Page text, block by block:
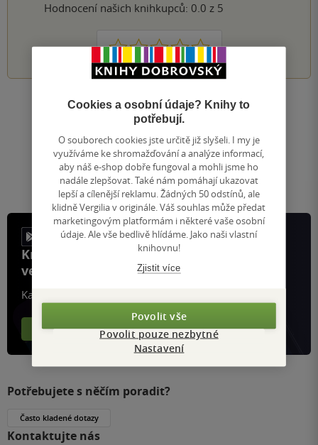
Hodnocení našich knihkupců: 0.0 z 5
1 2 3 4 5
Nahoru
Zobrazeno 20 z 20
1
Přejít
na
stránku
/ 1
Knihy, recenze a klubové výhody
ve vaší kapse a naší appce KDčko
Každý měsíc společně přečteme tisíce knih
Více o aplikaci Více o klubu
Potřebujete s něčím poradit?
Často kladené dotazy
Kontaktujte nás
Cookies a osobní údaje? Knihy to
potřebují.
O souborech cookies jste určitě již slyšeli. I my je
využíváme ke shromažďování a analýze informací,
aby náš e-shop dobře fungoval a mohli jsme ho
nadále zlepšovat. Také nám pomáhají ukazovat
lepší a cílenější reklamu. Žádných 50 odstínů, ale
klidně Vergilia v originále. Váš souhlas může předat
marketingovým platformám i některé vaše osobní
údaje. Ale vše bedlivě hlídáme. Jako naši vlastní
knihovnu!
Zjistit více
Povolit vše
Povolit pouze nezbytné
Nastavení